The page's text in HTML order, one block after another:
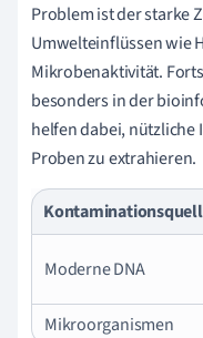
Problem ist der starke
Umwelteinflüssen wie
Mikrobenaktivität.
besonders in der
helfen dabei,
Proben zu extrahieren.
Moderne DNA
Mikroorganismen